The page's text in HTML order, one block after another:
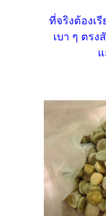
ที่จริงต้องเรี
เบา ๆ ตรง